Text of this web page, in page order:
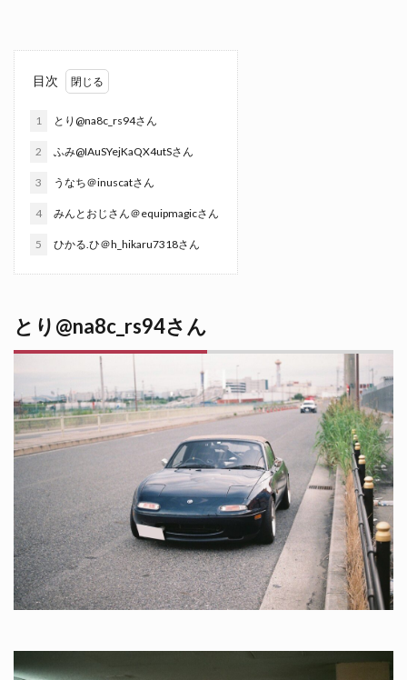
目次
1 とり@na8c_rs94さん
2 ふみ@IAuSYejKaQX4utSさん
3 うなち＠inuscatさん
4 みんとおじさん＠equipmagicさん
5 ひかる.ひ＠h_hikaru7318さん
とり@na8c_rs94さん